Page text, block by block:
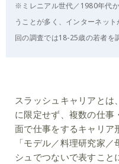
※ミレニアル世代／1980年代
うことが多く、インターネッ
回の調査では18-25歳の若者を
スラッシュキャリアとは
に限定せず、複数の仕事
面で仕事をするキャリア
「モデル／料理研究家
シュでつないで表すこと